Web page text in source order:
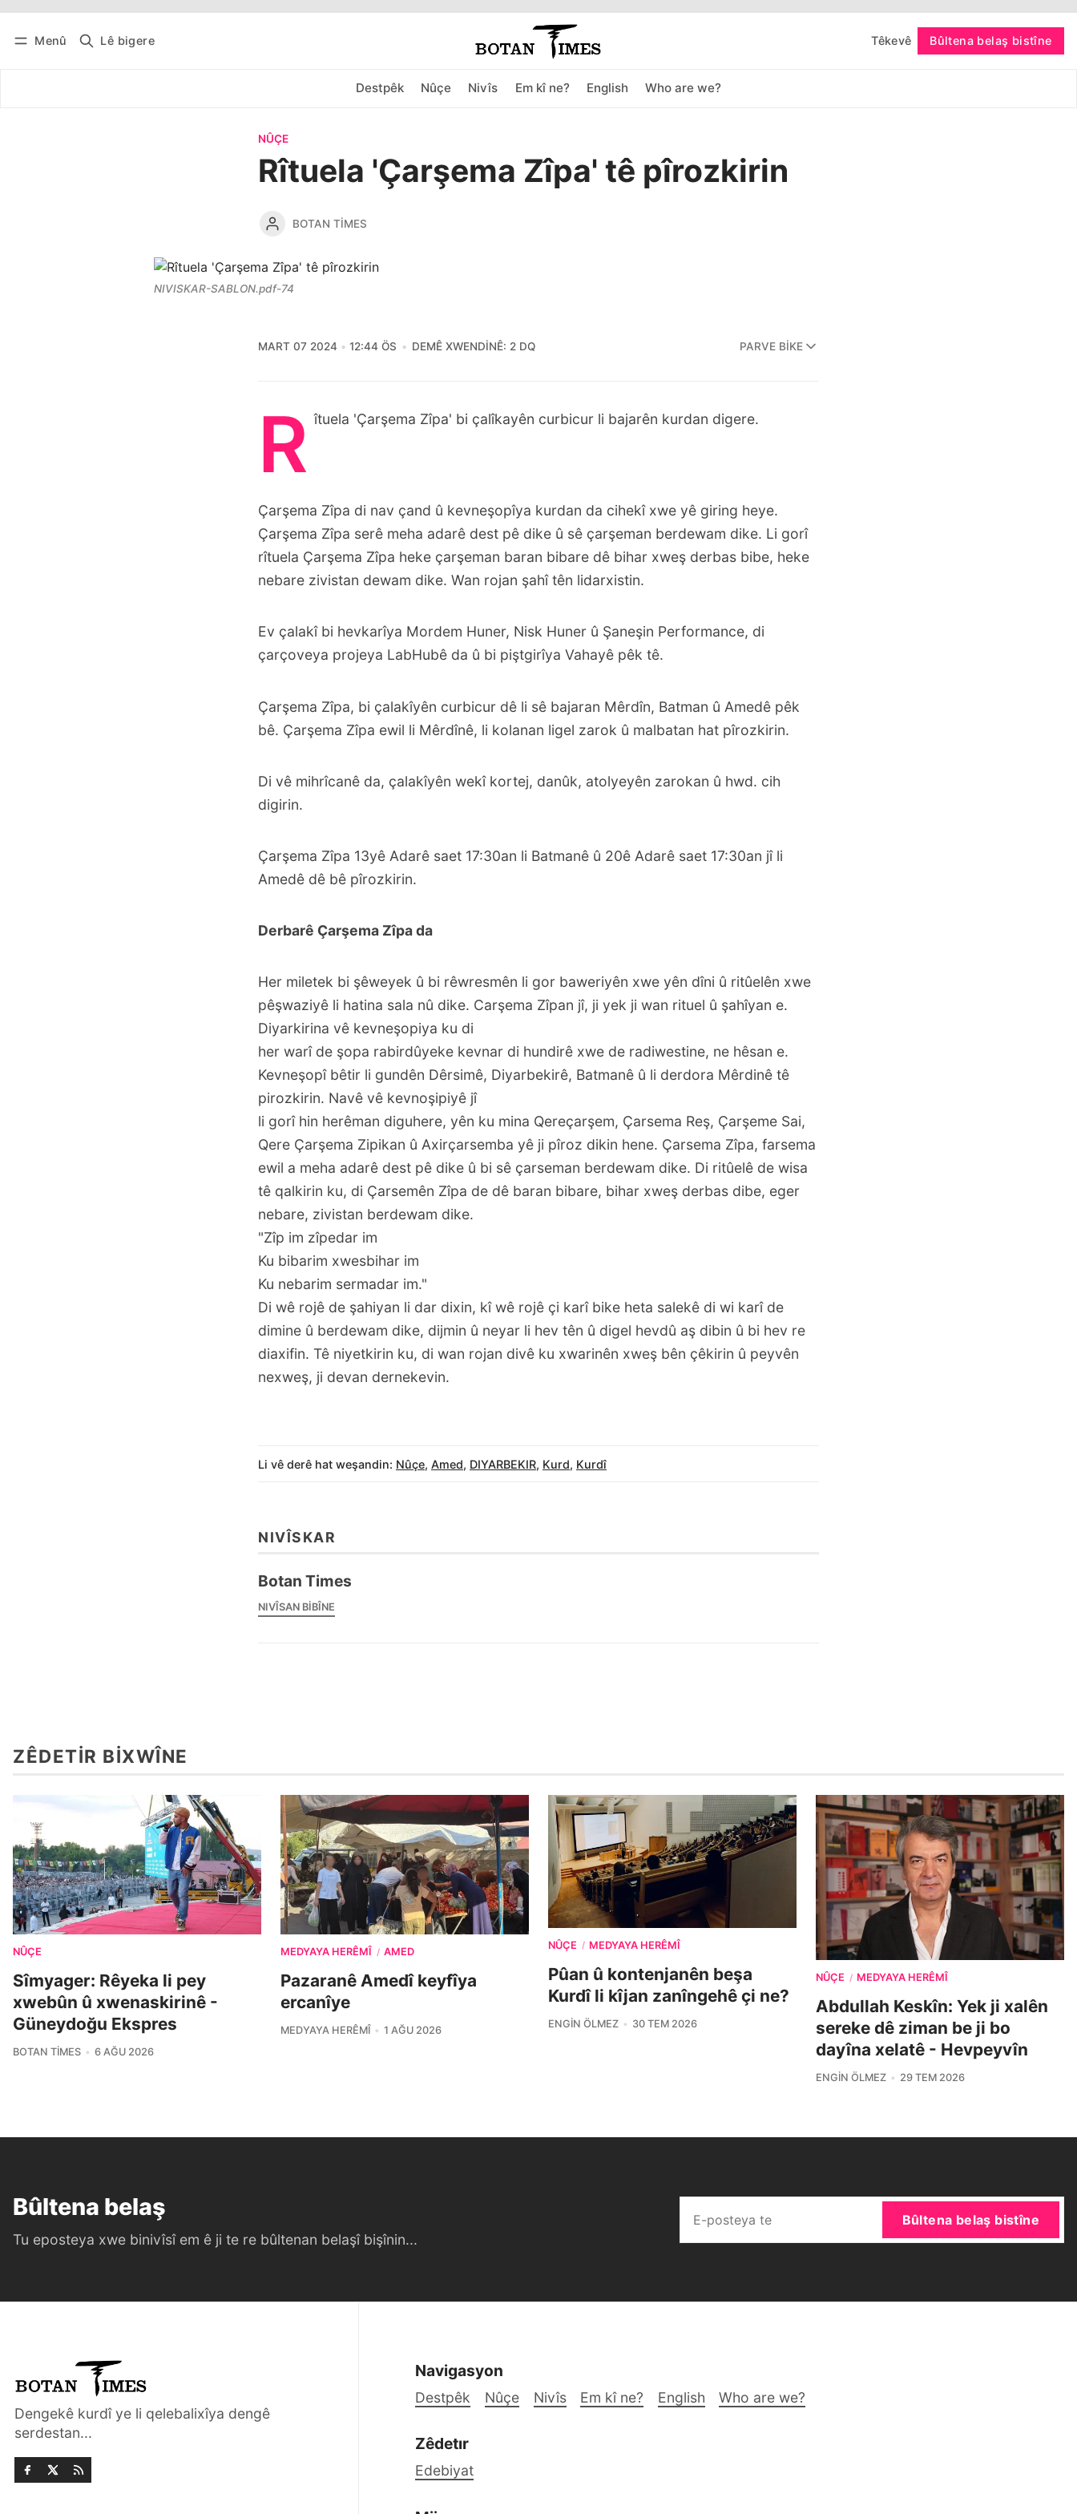
Menû Lê bigere Têkevê Bûltena belaş bistîne
Destpêk Nûçe Nivîs Em kî ne? English Who are we?
Têkevê Bûltena belaş bistîne bişopîne
NÛÇE
Rîtuela 'Çarşema Zîpa' tê pîrozkirin
BOTAN TIMES
NIVISKAR-SABLON.pdf-74
MART 07 2024 12:44 ÖS DEMÊ XWENDINÊ: 2 DQ PARVE BIKE
R îtuela 'Çarşema Zîpa' bi çalîkayên curbicur li bajarên kurdan digere.
Çarşema Zîpa di nav çand û kevneşopîya kurdan da cihekî xwe yê giring heye.
Çarşema Zîpa serê meha adarê dest pê dike û sê çarşeman berdewam dike. Li gorî
rîtuela Çarşema Zîpa heke çarşeman baran bibare dê bihar xweş derbas bibe, heke
nebare zivistan dewam dike. Wan rojan şahî tên lidarxistin.
Ev çalakî bi hevkarîya Mordem Huner, Nisk Huner û Şaneşin Performance, di
çarçoveya projeya LabHubê da û bi piştgirîya Vahayê pêk tê.
Çarşema Zîpa, bi çalakîyên curbicur dê li sê bajaran Mêrdîn, Batman û Amedê pêk
bê. Çarşema Zîpa ewil li Mêrdînê, li kolanan ligel zarok û malbatan hat pîrozkirin.
Di vê mihrîcanê da, çalakîyên wekî kortej, danûk, atolyeyên zarokan û hwd. cih
digirin.
Çarşema Zîpa 13yê Adarê saet 17:30an li Batmanê û 20ê Adarê saet 17:30an jî li
Amedê dê bê pîrozkirin.
Derbarê Çarşema Zîpa da
Her miletek bi şêweyek û bi rêwresmên li gor baweriyên xwe yên dîni û ritûelên xwe
pêşwaziyê li hatina sala nû dike. Carşema Zîpan jî, ji yek ji wan rituel û şahîyan e.
Diyarkirina vê kevneşopiya ku di
her warî de şopa rabirdûyeke kevnar di hundirê xwe de radiwestine, ne hêsan e.
Kevneşopî bêtir li gundên Dêrsimê, Diyarbekirê, Batmanê û li derdora Mêrdinê tê
pirozkirin. Navê vê kevnoşipiyê jî
li gorî hin herêman diguhere, yên ku mina Qereçarşem, Çarsema Reş, Çarşeme Sai,
Qere Çarşema Zipikan û Axirçarsemba yê ji pîroz dikin hene. Çarsema Zîpa, farsema
ewil a meha adarê dest pê dike û bi sê çarseman berdewam dike. Di ritûelê de wisa
tê qalkirin ku, di Çarsemên Zîpa de dê baran bibare, bihar xweş derbas dibe, eger
nebare, zivistan berdewam dike.
"Zîp im zîpedar im
Ku bibarim xwesbihar im
Ku nebarim sermadar im."
Di wê rojê de şahiyan li dar dixin, kî wê rojê çi karî bike heta salekê di wi karî de
dimine û berdewam dike, dijmin û neyar li hev tên û digel hevdû aş dibin û bi hev re
diaxifin. Tê niyetkirin ku, di wan rojan divê ku xwarinên xweş bên çêkirin û peyvên
nexweş, ji devan dernekevin.
Li vê derê hat weşandin: Nûçe, Amed, DIYARBEKIR, Kurd, Kurdî
NIVÎSKAR
Botan Times
NIVÎSAN BIBÎNE
ZÊDETIR BIXWÎNE
NÛÇE
Sîmyager: Rêyeka li pey
xwebûn û xwenaskirinê -
Güneydoğu Ekspres
BOTAN TIMES 6 AĞU 2026
MEDYAYA HERÊMÎ / AMED
Pazaranê Amedî keyfîya
ercanîye
MEDYAYA HERÊMÎ 1 AĞU 2026
NÛÇE / MEDYAYA HERÊMÎ
Pûan û kontenjanên beşa
Kurdî li kîjan zanîngehê çi ne?
ENGIN ÖLMEZ 30 TEM 2026
NÛÇE / MEDYAYA HERÊMÎ
Abdullah Keskîn: Yek ji xalên
sereke dê ziman be ji bo
dayîna xelatê - Hevpeyvîn
ENGIN ÖLMEZ 29 TEM 2026
Bûltena belaş
Tu eposteya xwe binivîsî em ê ji te re bûltenan belaşî bişînin...
Bûltena belaş bistîne
Dengekê kurdî ye li qelebalixîya dengê
serdestan...
Navigasyon
Destpêk Nûçe Nivîs Em kî ne? English Who are we?
Zêdetır
Edebiyat